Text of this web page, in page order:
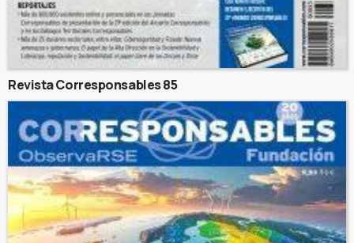
Revista Corresponsables 85